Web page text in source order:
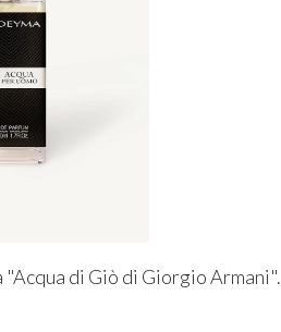
di Giò di Giorgio Armani".